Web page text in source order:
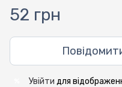
52 грн
Увійти для